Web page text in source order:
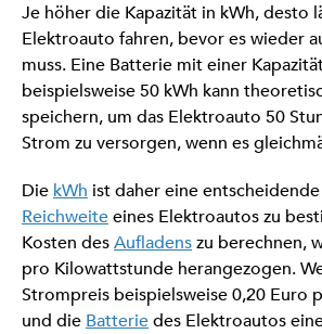
Je höher die Kapazität in kWh, desto
Elektroauto fahren, bevor es wieder
muss. Eine Batterie mit einer
beispielsweise 50 kWh kann
speichern, um das Elektroauto 50
Strom zu versorgen, wenn es
Die kWh ist daher eine
Reichweiteeines Elektroautos zu
Kosten desAufladenszu berechnen,
pro Kilowattstunde herangezogen.
Strompreis beispielsweise 0,20 Euro
und die Batteriedes Elektroautos